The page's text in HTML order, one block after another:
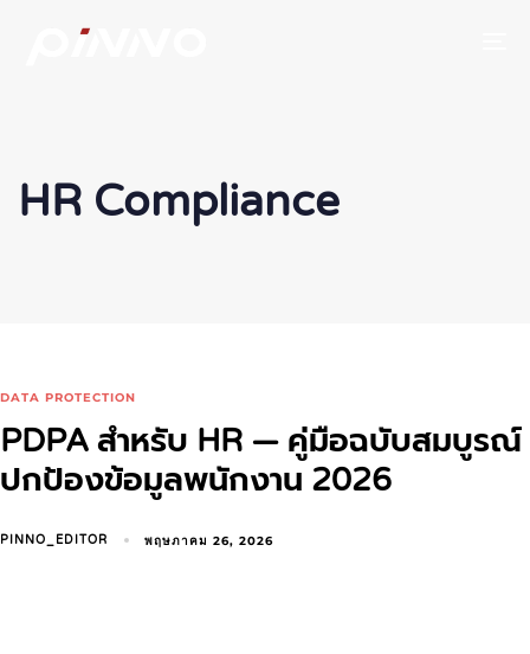
HR Compliance
DATA PROTECTION
PDPA สำหรับ HR — คู่มือฉบับสมบูรณ์
ปกป้องข้อมูลพนักงาน 2026
PINNO_EDITOR พฤษภาคม 26, 2026